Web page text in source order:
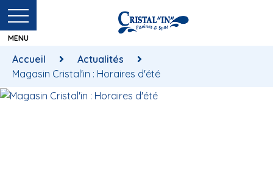
Accueil
Actualités
Magasin Cristal'in : Horaires d'été